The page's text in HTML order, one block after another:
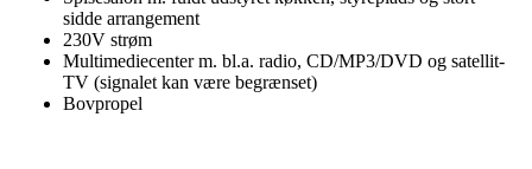
sidde arrangement
230V strøm
Multimediecenter m. bl.a. radio, CD/MP3/DVD og satellit-
TV (signalet kan være begrænset)
Bovpropel